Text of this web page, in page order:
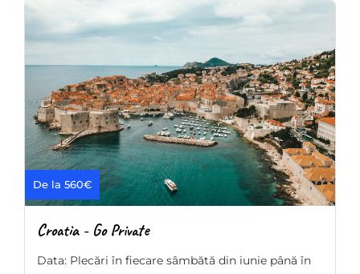
De la 560€
Croatia - Go Private
Data: Plecări în fiecare sâmbătă din iunie până în